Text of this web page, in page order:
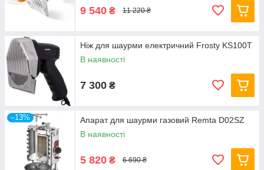
9 540 ₴ 11 220 ₴
Ніж для шаурми електричний Frosty KS100T
В наявності
7 300 ₴
–13%
Апарат для шаурми газовий Remta D02SZ
В наявності
5 820 ₴ 6 690 ₴